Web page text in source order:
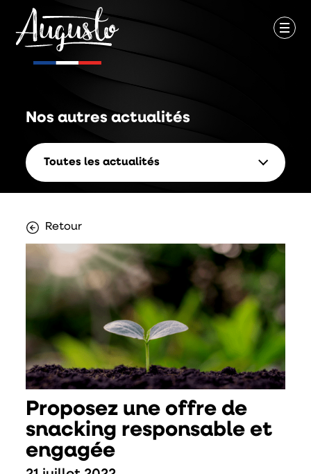
Nos autres actualités
Toutes les actualités
Retour
Proposez une offre de
snacking responsable et
engagée